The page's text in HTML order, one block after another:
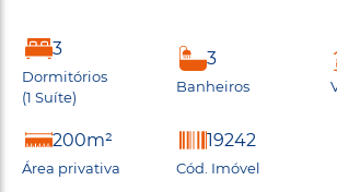
3
Dormitórios
(1 Suíte)
3
Banheiros
200m²
Área privativa
19242
Cód. Imóvel